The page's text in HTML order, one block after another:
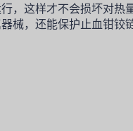
，这样才不会损坏对热
械，还能保护止血钳铰